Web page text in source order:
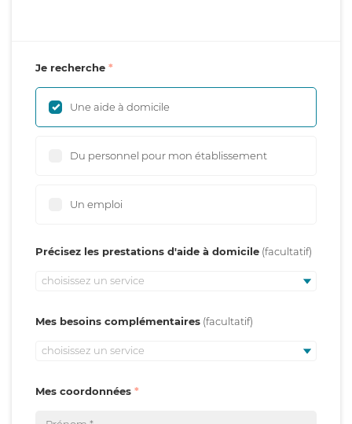
Je recherche
Une aide à domicile
Du personnel pour mon établissement
Un emploi
Précisez les prestations d'aide à domicile
choisissez un service
Mes besoins complémentaires
choisissez un service
Mes coordonnées